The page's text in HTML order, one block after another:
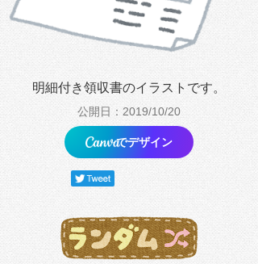
明細付き領収書のイラストです。
公開日：2019/10/20
でデザイン